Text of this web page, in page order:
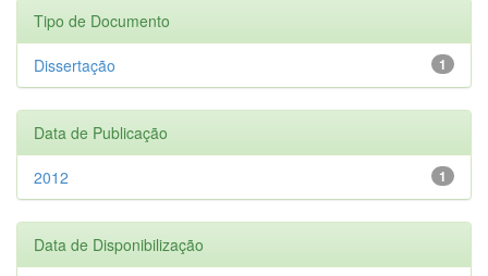
Tipo de Documento
1
Dissertação
Data de Publicação
1
2012
Data de Disponibilização